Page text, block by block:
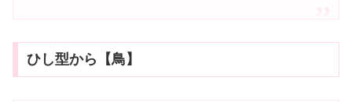
ひし型から【鳥】